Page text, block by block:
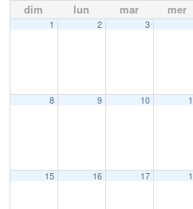
dim lun mar mer
1 2 3
8 9 10
15 16 17